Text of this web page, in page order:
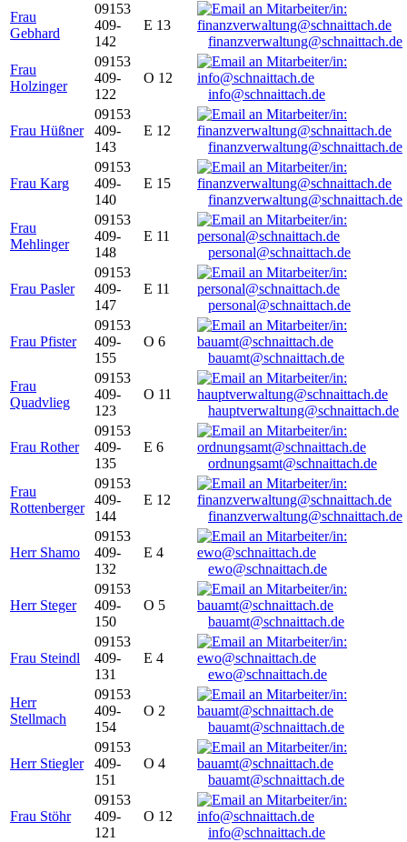
Frau
Gebhard
09153
409-
142
E 13
finanzverwaltung@schnaittach.de
Frau
Holzinger
09153
409-
122
O 12
info@schnaittach.de
Frau Hüßner
09153
409-
143
E 12
finanzverwaltung@schnaittach.de
Frau Karg
09153
409-
140
E 15
finanzverwaltung@schnaittach.de
Frau
Mehlinger
09153
409-
148
E 11
personal@schnaittach.de
Frau Pasler
09153
409-
147
E 11
personal@schnaittach.de
Frau Pfister
09153
409-
155
O 6
bauamt@schnaittach.de
Frau
Quadvlieg
09153
409-
123
O 11
hauptverwaltung@schnaittach.de
Frau Rother
09153
409-
135
E 6
ordnungsamt@schnaittach.de
Frau
Rottenberger
09153
409-
144
E 12
finanzverwaltung@schnaittach.de
Herr Shamo
09153
409-
132
E 4
ewo@schnaittach.de
Herr Steger
09153
409-
150
O 5
bauamt@schnaittach.de
Frau Steindl
09153
409-
131
E 4
ewo@schnaittach.de
Herr
Stellmach
09153
409-
154
O 2
bauamt@schnaittach.de
Herr Stiegler
09153
409-
151
O 4
bauamt@schnaittach.de
Frau Stöhr
09153
409-
121
O 12
info@schnaittach.de